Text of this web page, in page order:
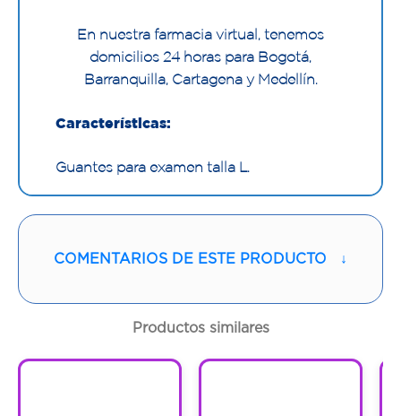
En nuestra farmacia virtual, tenemos
domicilios 24 horas para Bogotá,
Barranquilla, Cartagena y Medellín.
Características:
Guantes para examen talla L.
Este producto no es estéril.
Caja Alfa Safe guantes de látex contiene
actividades que no requieran esterilidad.
prevención de contaminación bacteriana.
COMENTARIOS DE ESTE PRODUCTO ↓
Productos similares